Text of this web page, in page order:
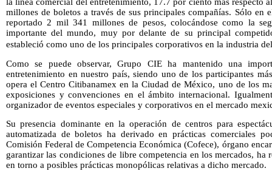
millones de boletos a través de sus principales compañías. Sólo en
reportado 2 mil 341 millones de pesos, colocándose como la
importante del mundo, muy por delante de su principal
estableció como uno de los principales corporativos en la industria
Como se puede observar, Grupo CIE ha mantenido una
entretenimiento en nuestro país, siendo uno de los participantes
opera el Centro Citibanamex en la Ciudad de México, uno de los
exposiciones y convenciones en el ámbito internacional.
organizador de eventos especiales y corporativos en el mercado
Su presencia dominante en la operación de centros para
automatizada de boletos ha derivado en prácticas comerciales
Comisión Federal de Competencia Económica (Cofece), órgano
garantizar las condiciones de libre competencia en los mercados, ha
en torno a posibles prácticas monopólicas relativas a dicho mercado.